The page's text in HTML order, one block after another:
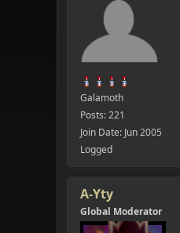
Galamoth
Posts: 221
Join Date: Jun 2005
Logged
A-Yty
Global Moderator